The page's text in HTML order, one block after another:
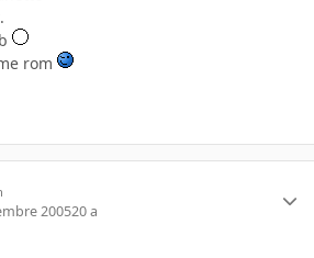
rom
200520 a